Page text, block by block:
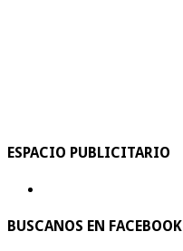
ESPACIO PUBLICITARIO
BUSCANOS EN FACEBOOK